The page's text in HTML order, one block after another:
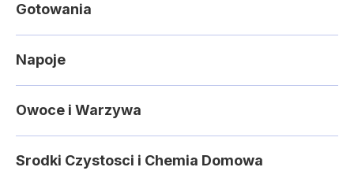
Gotowania
Napoje
Owoce i Warzywa
Srodki Czystosci i Chemia Domowa